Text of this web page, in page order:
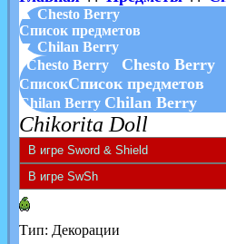
▲ Chesto Berry
Список предметов
▼ Chilan Berry
Chesto Berry
Chesto Berry
СписокСписок предметов
Chilan Berry Chilan Berry
Chikorita Doll
Тип: Декорации